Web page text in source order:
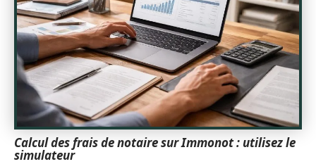
Calcul des frais de notaire sur Immonot : utilisez le
simulateur